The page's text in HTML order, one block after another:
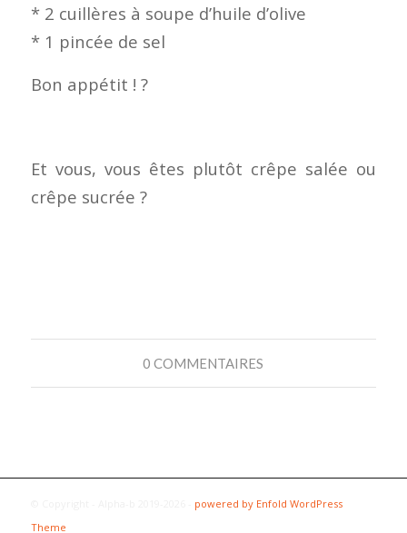
* 2 cuillères à soupe d’huile d’olive
* 1 pincée de sel
Bon appétit ! ?
Et vous, vous êtes plutôt crêpe salée ou
crêpe sucrée ?
0 COMMENTAIRES
powered by Enfold WordPress
Theme